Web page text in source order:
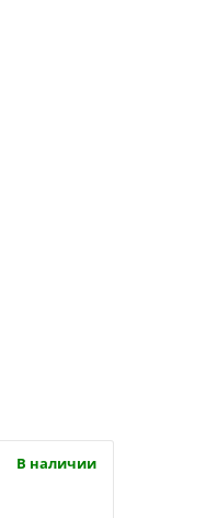
В наличии